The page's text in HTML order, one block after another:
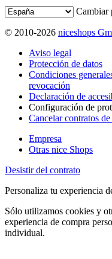
Cambiar
© 2010-2026 niceshops
Aviso legal
Protección de datos
Condiciones
revocación
Declaración de
Configuración de
Cancelar contratos
Empresa
Otras nice Shops
Desistir del contrato
Personaliza tu experiencia
Sólo utilizamos cookies y
experiencia de compra
individual.